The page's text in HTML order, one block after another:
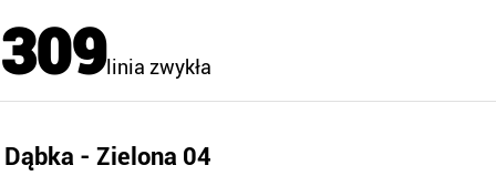
309linia zwykła
Dąbka - Zielona 04